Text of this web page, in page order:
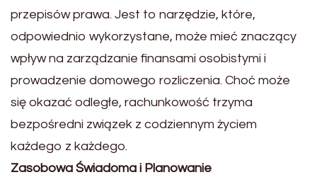
przepisów prawa. Jest to narzędzie, które,
odpowiednio wykorzystane, może mieć znaczący
wpływ na zarządzanie finansami osobistymi i
prowadzenie domowego rozliczenia. Choć może
się okazać odległe, rachunkowość trzyma
bezpośredni związek z codziennym życiem
każdego z każdego.
Zasobowa Świadoma i Planowanie